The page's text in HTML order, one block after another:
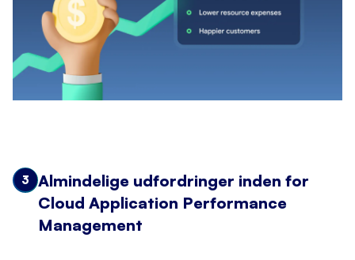
3
Almindelige udfordringer inden for
Cloud Application Performance
Management